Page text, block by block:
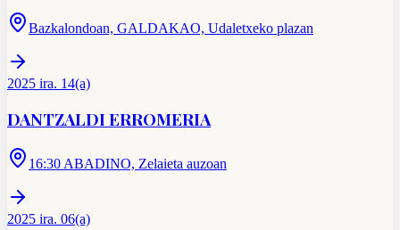
Bazkalondoan, GALDAKAO, Udaletxeko plazan
2025 ira. 14(a)
DANTZALDI ERROMERIA
16:30 ABADINO, Zelaieta auzoan
2025 ira. 06(a)